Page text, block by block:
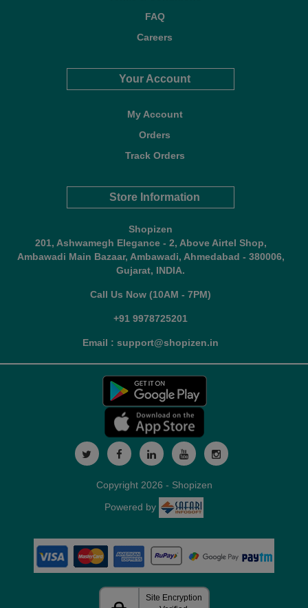
FAQ
Careers
Your Account
My Account
Orders
Track Orders
Store Information
Shopizen
201, Ashwamegh Elegance - 2, Above Airtel Shop,
Ambawadi Main Bazaar, Ambawadi, Ahmedabad - 380006,
Gujarat, INDIA.
Call Us Now (10AM - 7PM)
+91 9978725201
Email : support@shopizen.in
Copyright 2026 - Shopizen
Powered by